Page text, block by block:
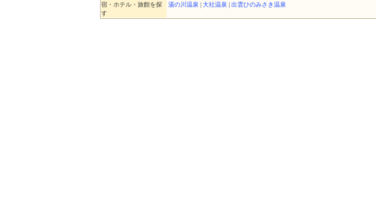
宿・ホテル・旅館を探
す
湯の川温泉 | 大社温泉 | 出雲ひのみさき温泉